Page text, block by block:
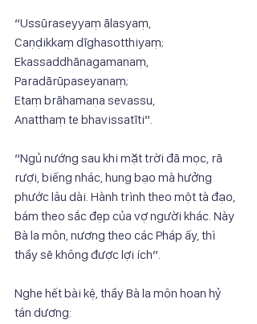
“Ussūraseyyaṃ ālasyaṃ,
Caṇḍikkaṃ dīghasotthiyaṃ;
Ekassaddhānagamanaṃ,
Paradārūpaseyanaṃ;
Etaṃ brāhamaṇa sevassu,
Anatthaṃ te bhavissatīti”.
“Ngủ nướng sau khi mặt trời đã mọc, rã
rượi, biếng nhác, hung bạo mà hưởng
phước lâu dài. Hành trình theo một tà đạo,
bám theo sắc đẹp của vợ người khác. Này
Bà la môn, nương theo các Pháp ấy, thì
thầy sẽ không được lợi ích”.
Nghe hết bài kệ, thầy Bà la môn hoan hỷ
tán dương: